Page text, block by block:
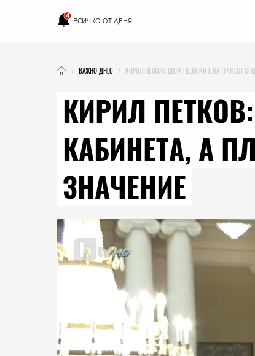
4
ВСИЧКО ОТ ДЕНЯ
ВАЖНО ДНЕС КИРИЛ ПЕТКОВ: ЩОМ ПЕЕВСКИ Е НА ПРОТЕСТ
КИРИЛ
КАБИНЕТА, А
ЗНАЧЕНИЕ